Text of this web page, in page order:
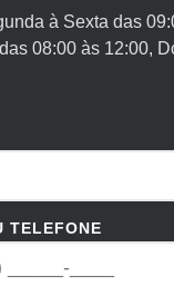
à Sexta das
das 08:00 às 12:00,
TELEFONE